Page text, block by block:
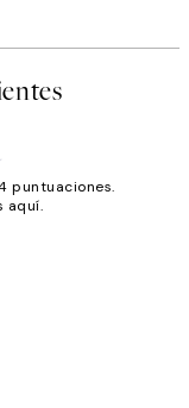
puntuaciones.
aquí.